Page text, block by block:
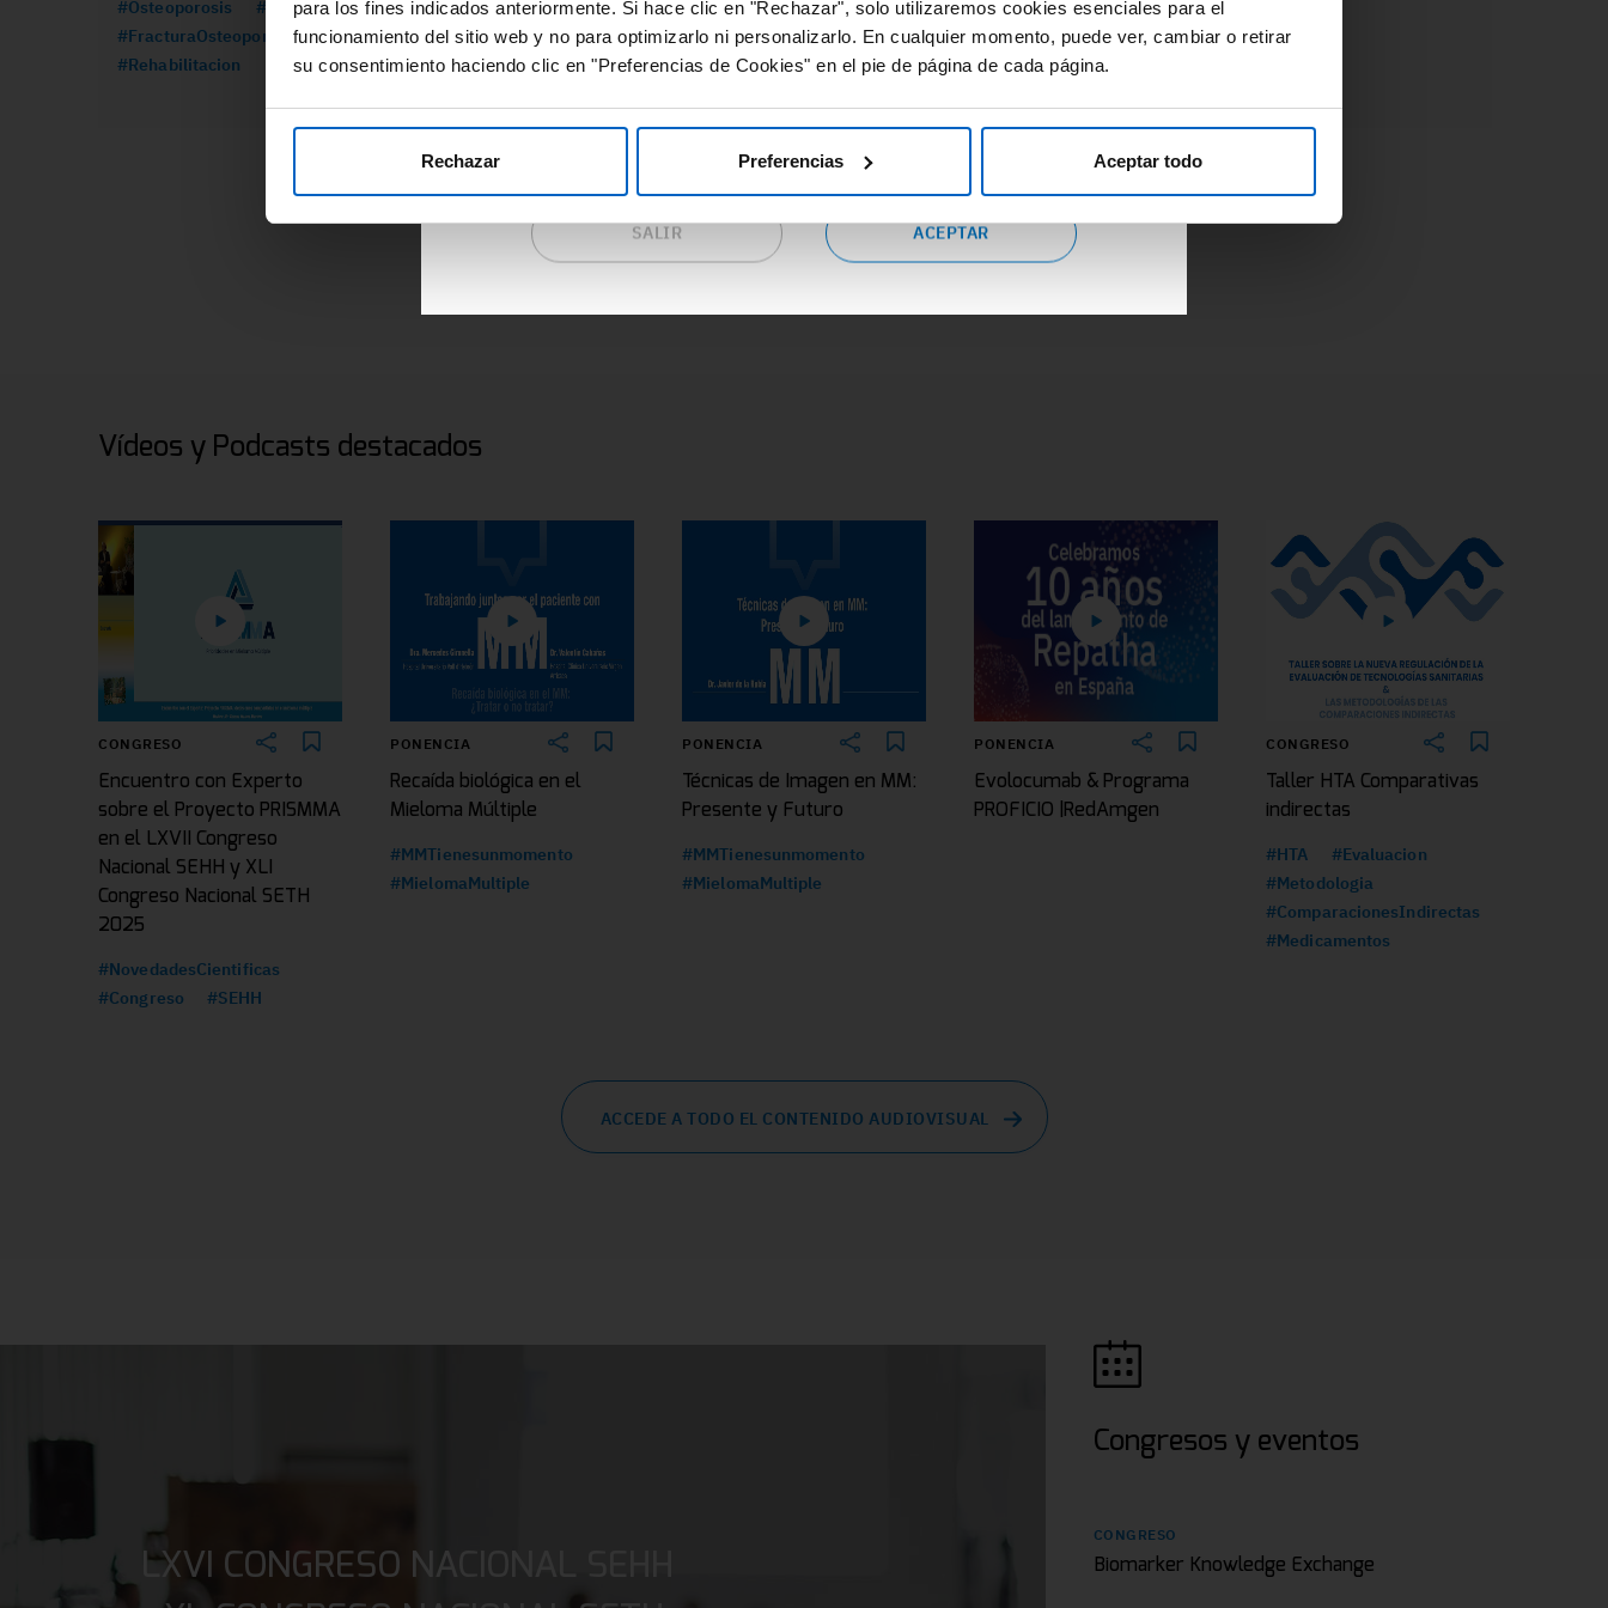
para los fines indicados anteriormente. Si hace clic en "Rechazar", solo utilizaremos cookies esenciales para el
funcionamiento del sitio web y no para optimizarlo ni personalizarlo. En cualquier momento, puede ver, cambiar o retirar
su consentimiento haciendo clic en "Preferencias de Cookies" en el pie de página de cada página.
Rechazar Preferencias Aceptar todo
recursos de valor y gran utilidad relacionados con las distintas
áreas terapéuticas.
deseas continuar en este sitio web o pulsa “salir” para ser
redirigido al sitio web corporativo de Amgen.
SALIR ACEPTAR
#Osteoporosis #Formacion
#CancerMama
#FracturaOsteoporotica
#Prolia
#Rehabilitacion
#Adherencia
#OpinionExperto
#Osteoporosis
#Adherencia
#OpinionExperto
#Osteoporosis
ACCEDE A TODA LA FORMACIÓN
Vídeos y Podcasts destacados
CONGRESO
Encuentro con Experto
sobre el Proyecto PRISMMA
en el LXVII Congreso
Nacional SEHH y XLI
Congreso Nacional SETH
2025
#NovedadesCientificas
#Congreso
#SEHH
PONENCIA
Recaída biológica en el
Mieloma Múltiple
#MMTienesunmomento
#MielomaMultiple
PONENCIA
Técnicas de Imagen en MM:
Presente y Futuro
#MMTienesunmomento
#MielomaMultiple
PONENCIA
Evolocumab & Programa
PROFICIO |RedAmgen
CONGRESO
Taller HTA Comparativas
indirectas
#HTA
#Evaluacion
#Metodologia
#ComparacionesIndirectas
#Medicamentos
ACCEDE A TODO EL CONTENIDO AUDIOVISUAL
LXVI CONGRESO NACIONAL SEHH
Congresos y eventos
CONGRESO
Biomarker Knowledge Exchange